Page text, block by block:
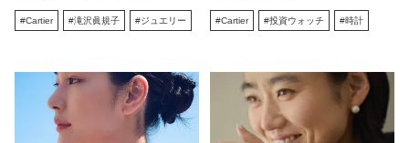
#Cartier #滝沢眞規子 #ジュエリー #Cartier #投資ウォッチ #時計